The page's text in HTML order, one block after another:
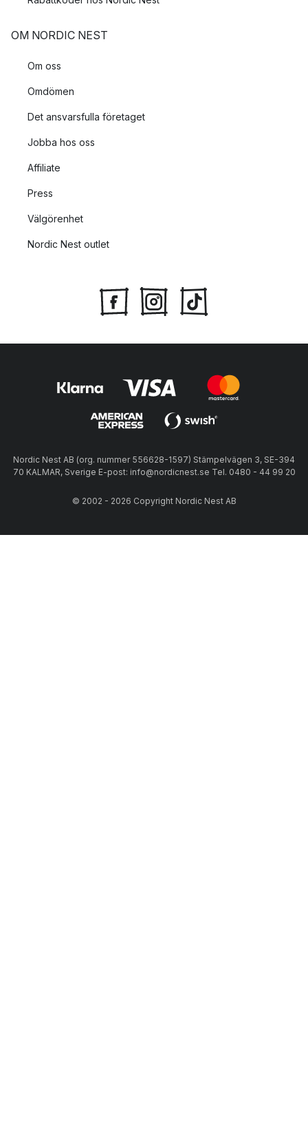
OM NORDIC NEST
Om oss
Omdömen
Det ansvarsfulla företaget
Jobba hos oss
Affiliate
Press
Välgörenhet
Nordic Nest outlet
Nordic Nest AB (org. nummer 556628-1597) Stämpelvägen 3, SE-394
70 KALMAR, Sverige E-post: info@nordicnest.se Tel. 0480 - 44 99 20
© 2002 - 2026 Copyright Nordic Nest AB